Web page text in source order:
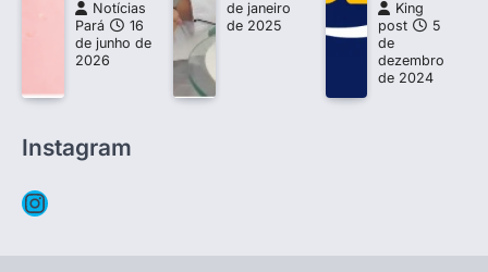
Notícias
Pará
16
de junho de
2026
de janeiro
de 2025
King
post
5
de
dezembro
de 2024
Instagram
Instagram